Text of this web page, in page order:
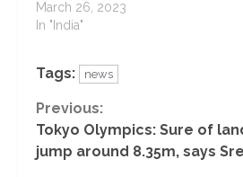
benefits to the tourists,
devotees, students, and
Anurag Thakur on a
from Delhi to
Dharamshala
pic.twitter.com/GDRUEnBOT0
March 26, 2023
In "India"
Tags: news
Continue
Reading
Previous:
Tokyo Olympics: Sure of
jump around 8.35m, says